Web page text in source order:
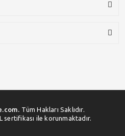
Tüm Hakları Saklıdır.
sertifikası ile korunmaktadır.